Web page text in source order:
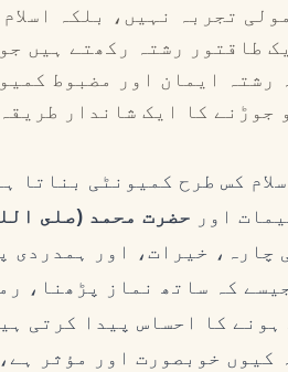
تجربہ نہیں، بلکہ اسلام
طاقتور رشتہ رکھتے ہیں
رشتہ ایمان اور مضبوط
جوڑنے کا ایک شاندار
کس طرح کمیونٹی بناتا
اور حضرت محمد (صلى
چارہ، خیرات، اور ہمدردی
کہ ساتھ نماز پڑھنا،
کا احساس پیدا کرتی
کیوں خوبصورت اور مؤثر